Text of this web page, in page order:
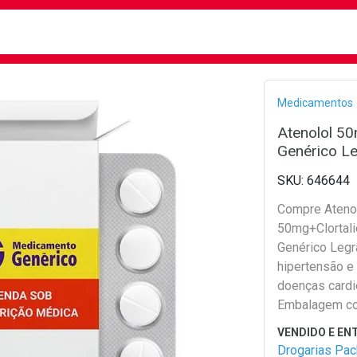
Medicamentos
Atenolol
Genérico
646644
Compre
Genérico
hipertensão e
doenças
Embalagem
comprimidos.
Drogarias